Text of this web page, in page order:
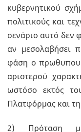
κυβερνητικού
πολιτικούς και
σενάριο αυτό δεν
αν μεσολαβήσει
φάση ο
αριστερού
ωστόσο εκτός
Πλατφόρμας και
2) Πρόταση